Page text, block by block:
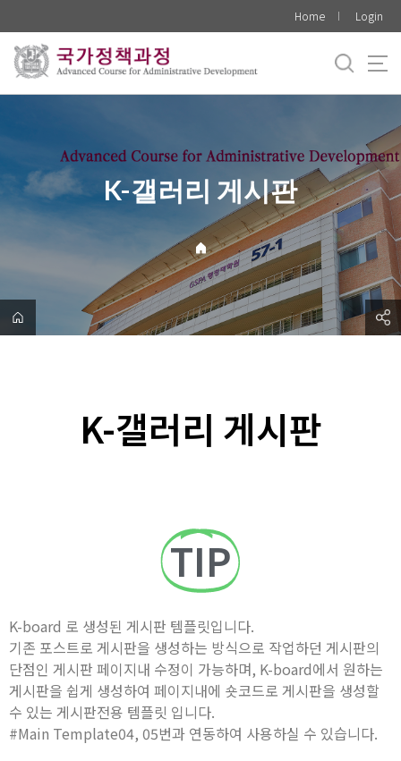
로
메
Home Login
K-갤러리 게시판
K-갤러리 게시판
TIP
K-board 로 생성된 게시판 템플릿입니다.
기존 포스트로 게시판을 생성하는 방식으로 작업하던 게시판의
단점인 게시판 페이지내 수정이 가능하며, K-board에서 원하는
게시판을 쉽게 생성하여 페이지내에 숏코드로 게시판을 생성할
수 있는 게시판전용 템플릿 입니다.
#Main Template04, 05번과 연동하여 사용하실 수 있습니다.